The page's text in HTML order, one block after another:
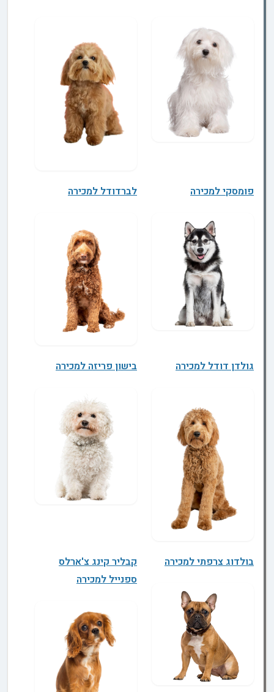
פומסקי למכירה לברדודל למכירה
גולדן דודל למכירה בישון פריזה למכירה
בולדוג צרפתי למכירה
קבליר קינג צ'ארלס
ספנייל למכירה